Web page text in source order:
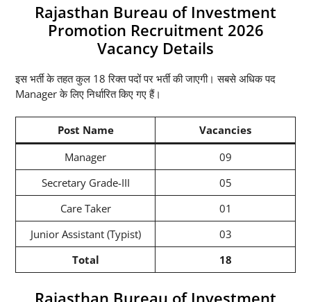
Rajasthan Bureau of Investment
Promotion Recruitment 2026
Vacancy Details
इस भर्ती के तहत कुल 18 रिक्त पदों पर भर्ती की जाएगी। सबसे अधिक पद
Manager के लिए निर्धारित किए गए हैं।
Post Name
Vacancies
Manager
09
Secretary Grade-III
05
Care Taker
01
Junior Assistant (Typist)
03
Total
18
Rajasthan Bureau of Investment